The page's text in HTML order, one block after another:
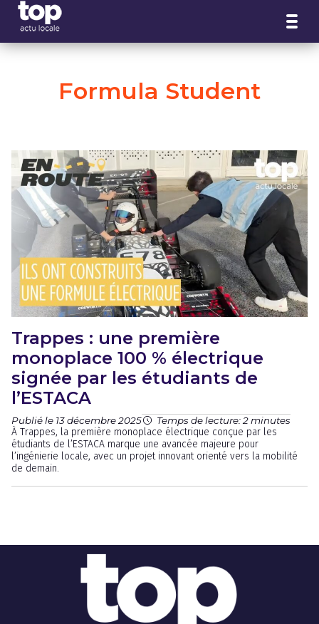
Formula Student
Trappes : une première
monoplace 100 % électrique
signée par les étudiants de
l’ESTACA
Publié le 13 décembre 2025 Temps de lecture: 2 minutes
À Trappes, la première monoplace électrique conçue par les
étudiants de l’ESTACA marque une avancée majeure pour
l’ingénierie locale, avec un projet innovant orienté vers la mobilité
de demain.
Panneau de gestion des cookies